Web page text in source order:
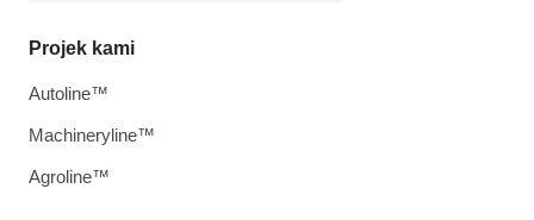
Projek kami
Autoline™
Machineryline™
Agroline™